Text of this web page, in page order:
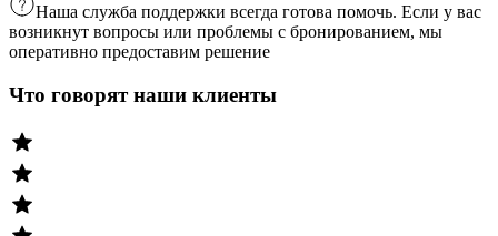
Наша служба поддержки всегда готова помочь. Если у вас
возникнут вопросы или проблемы с бронированием, мы
оперативно предоставим решение
Что говорят наши клиенты